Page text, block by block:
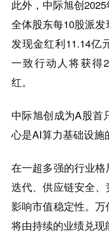
此外，中际旭创
全体股东每10股派
发现金红利11.14亿
一致行动人将获得
红。
中际旭创成为A股首
心是AI算力基础设施
在一超多强的行业
迭代、供应链安全
影响市值稳定性。
将由持续的业绩兑现